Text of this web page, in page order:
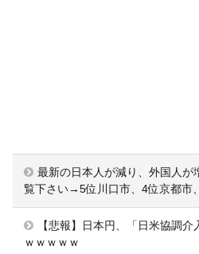
最新の日本人が減り、外国人が
覧下さい→5位川口市、4位京都市
【悲報】日本円、「日米協調
ｗｗｗｗｗ